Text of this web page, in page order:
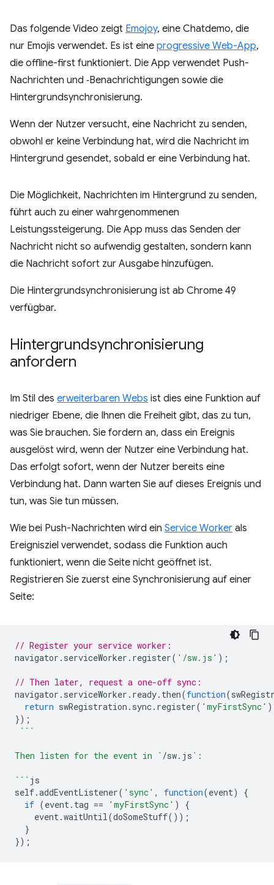
Das folgende Video zeigt Emojoy, eine Chatdemo, die
nur Emojis verwendet. Es ist eine progressive Web-App,
die offline-first funktioniert. Die App verwendet Push-
Nachrichten und ‑Benachrichtigungen sowie die
Hintergrundsynchronisierung.
Wenn der Nutzer versucht, eine Nachricht zu senden,
obwohl er keine Verbindung hat, wird die Nachricht im
Hintergrund gesendet, sobald er eine Verbindung hat.
Die Möglichkeit, Nachrichten im Hintergrund zu senden,
führt auch zu einer wahrgenommenen
Leistungssteigerung. Die App muss das Senden der
Nachricht nicht so aufwendig gestalten, sondern kann
die Nachricht sofort zur Ausgabe hinzufügen.
Die Hintergrundsynchronisierung ist ab Chrome 49
verfügbar.
Hintergrundsynchronisierung
anfordern
Im Stil des erweiterbaren Webs ist dies eine Funktion auf
niedriger Ebene, die Ihnen die Freiheit gibt, das zu tun,
was Sie brauchen. Sie fordern an, dass ein Ereignis
ausgelöst wird, wenn der Nutzer eine Verbindung hat.
Das erfolgt sofort, wenn der Nutzer bereits eine
Verbindung hat. Dann warten Sie auf dieses Ereignis und
tun, was Sie tun müssen.
Wie bei Push-Nachrichten wird ein Service Worker als
Ereignisziel verwendet, sodass die Funktion auch
funktioniert, wenn die Seite nicht geöffnet ist.
Registrieren Sie zuerst eine Synchronisierung auf einer
Seite:
// Register your service worker:
navigator . serviceWorker . register( '/sw.js' );
// Then later, request a one-off sync:
navigator . serviceWorker . ready. then(function(
return swRegistration . sync. register( 'myFirstSync'
});
```
Then listen for the event in ` /sw. js `:
``` js
self.addEventListener( 'sync' , function(event)
{
if (event. tag == 'myFirstSync' )
{
event.waitUntil(doSomeStuff());
}
});